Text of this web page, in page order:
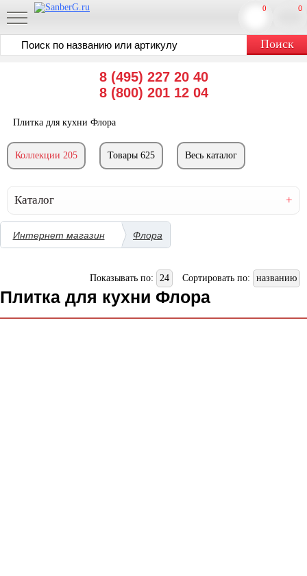
8 (495) 227 20 40
8 (800) 201 12 04
0
0
Плитка для кухни Флора
Коллекции 205 Товары 625 Весь каталог
Каталог
Интернет магазин Флора
Показывать по: 24 Сортировать по: названию
Плитка для кухни Флора